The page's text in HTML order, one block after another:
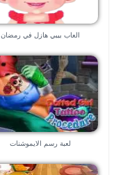
العاب بيبي هازل في رمضان
لعبة رسم الايموشنات